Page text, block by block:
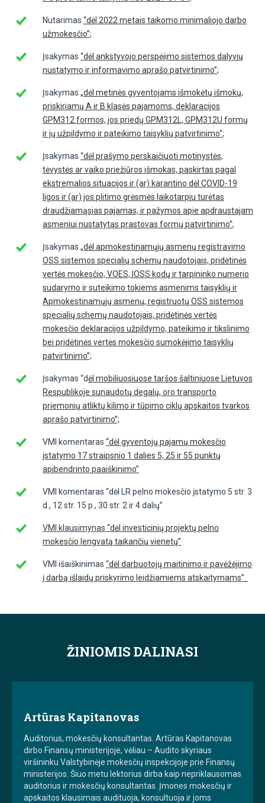
Nutarimas “dėl 2022 metais taikomo minimaliojo darbo
užmokesčio”;
Įsakymas “dėl ankstyvojo perspėjimo sistemos dalyvių
nustatymo ir informavimo aprašo patvirtinimo”;
Įsakymas „dėl metinės gyventojams išmokėtų išmokų,
priskiriamų A ir B klasės pajamoms, deklaracijos
GPM312 formos, jos priedų GPM312L, GPM312U formų
ir jų užpildymo ir pateikimo taisyklių patvirtinimo“;
Įsakymas “dėl prašymo perskaičiuoti motinystės,
tėvystės ar vaiko priežiūros išmokas, paskirtas pagal
ekstremalios situacijos ir (ar) karantino dėl COVID-19
ligos ir (ar) jos plitimo grėsmės laikotarpiu turėtas
draudžiamąsias pajamas, ir pažymos apie apdraustajam
asmeniui nustatytas prastovas formų patvirtinimo”;
Įsakymas „dėl apmokestinamųjų asmenų registravimo
OSS sistemos specialių schemų naudotojais, pridėtinės
vertės mokesčio, VOES, IOSS kodų ir tarpininko numerio
sudarymo ir suteikimo tokiems asmenims taisyklių ir
Apmokestinamųjų asmenų, registruotų OSS sistemos
specialių schemų naudotojais, pridėtinės vertės
mokesčio deklaracijos užpildymo, pateikimo ir tikslinimo
bei pridėtinės vertės mokesčio sumokėjimo taisyklių
patvirtinimo”;
Įsakymas “dėl mobiliuosiuose taršos šaltiniuose Lietuvos
Respublikoje sunaudotų degalų, oro transporto
priemonių atliktų kilimo ir tūpimo ciklų apskaitos tvarkos
aprašo patvirtinimo”;
VMI komentaras “dėl gyventojų pajamų mokesčio
įstatymo 17 straipsnio 1 dalies 5, 25 ir 55 punktų
apibendrinto paaiškinimo”
VMI komentaras “dėl LR pelno mokesčio įstatymo 5 str. 3
d., 12 str. 15 p., 30 str. 2 ir 4 dalių”
VMI klausimynas “dėl investicinių projektų pelno
mokesčio lengvatą taikančių vienetų”
VMI išaiškinimas “dėl darbuotojų maitinimo ir pavėžėjimo
į darbą išlaidų priskyrimo leidžiamiems atskaitymams”.
ŽINIOMIS DALINASI
Artūras Kapitanovas
Auditorius, mokesčių konsultantas. Artūras Kapitanovas
dirbo Finansų ministerijoje, vėliau – Audito skyriaus
viršininku Valstybinėje mokesčių inspekcijoje prie Finansų
ministerijos. Šiuo metu lektorius dirba kaip nepriklausomas
auditorius ir mokesčių konsultantas. Įmones mokesčių ir
apskaitos klausimais audituoja, konsultuoja ir joms